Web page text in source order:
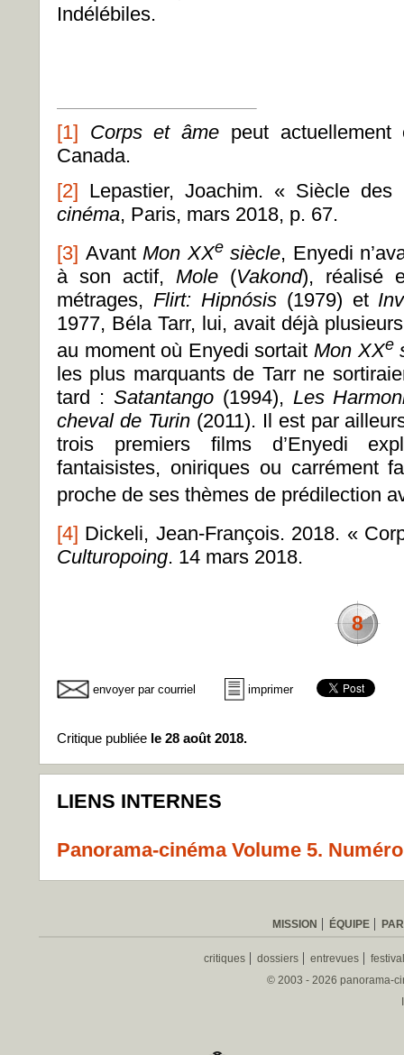
Indélébiles.
[1] Corps et âme peut
Canada.
[2] Lepastier, Joachim. « Siècle
cinéma, Paris, mars 2018, p. 67.
[3] Avant Mon XXesiècle, Enyedi
à son actif, Mole (Vakond), réalisé
métrages, Flirt: Hipnósis(1979) et
1977, Béla Tarr, lui, avait déjà
au moment où Enyedi sortait Mon XXe
les plus marquants de Tarr ne
tard : Satantango(1994), Les
cheval de Turin(2011). Il est par
trois premiers films d’Enyedi
fantaisistes, oniriques ou carrément
proche de ses thèmes de prédilection
[4] Dickeli, Jean-François. 2018. «
Culturopoing. 14 mars 2018.
8
envoyer par courriel imprimer
Critique publiée le 28 août 2018.
LIENS INTERNES
Panorama-cinéma Volume 5.
MISSION ÉQUIPE
critiques dossiers entrevues
© 2003 - 2026 panorama-